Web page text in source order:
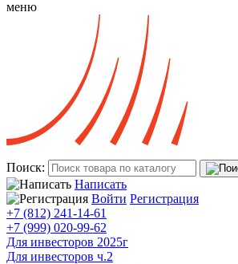
меню
Поиск:
Написать
Войти Регистрация
+7 (812) 241-14-61
+7 (999) 020-99-62
Для инвесторов 2025г
Для инвесторов ч.2